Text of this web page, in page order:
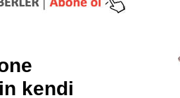
kendi